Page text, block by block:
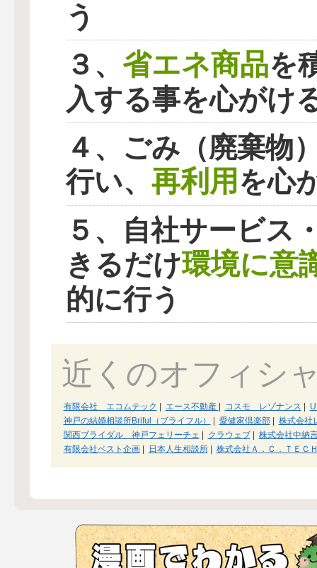
う
３、 省エネ商品を
入する事を心がけ
４、ごみ（廃棄物
行い、 再利用を心
５、自社サービス
きるだけ環境に意
的に行う
近くのオフィシ
有限会社 エコムテック エース不動産 コスモ レゾナンス
神戸の結婚相談所Briful（ブライフル）
愛健家倶楽部|
株式会社
関西ブライダル 神戸フェリーチェ
クラウェブ|
株式会社中納
有限会社ベスト企画| 日本人生相談所| 株式会社Ａ．Ｃ．ＴＥＣ